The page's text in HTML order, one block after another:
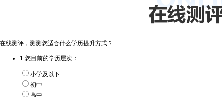
在线测评，测测您适合什么学历提升方式？
1.您目前的学历层次：
小学及以下
初中
高中